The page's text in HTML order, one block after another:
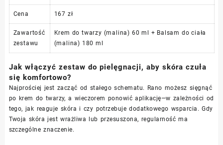
Cena 167 zł
Zawartość
zestawu
Krem do twarzy (malina) 60 ml + Balsam do ciała
(malina) 180 ml
Jak włączyć zestaw do pielęgnacji, aby skóra czuła
się komfortowo?
Najprościej jest zacząć od stałego schematu. Rano możesz sięgnąć
po krem do twarzy, a wieczorem ponowić aplikację—w zależności od
tego, jak reaguje skóra i czy potrzebuje dodatkowego wsparcia. Gdy
Twoja skóra jest wrażliwa lub przesuszona, regularność ma
szczególne znaczenie.